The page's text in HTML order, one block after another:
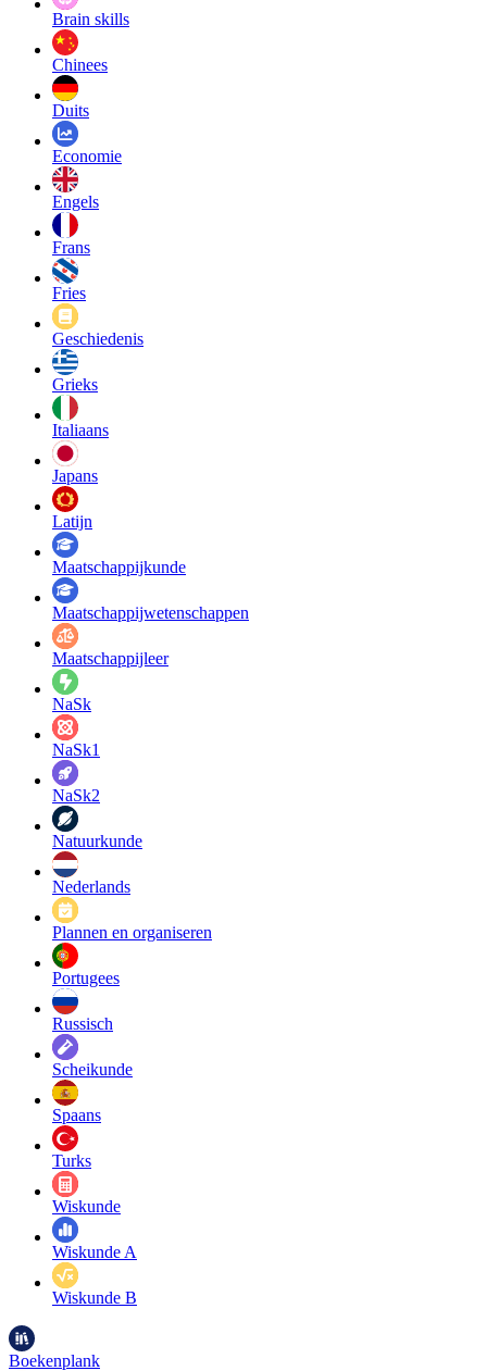
Brain skills
Chinees
Duits
Economie
Engels
Frans
Fries
Geschiedenis
Grieks
Italiaans
Japans
Latijn
Maatschappij­kunde
Maatschappij­wetenschappen
Maatschappijleer
NaSk
NaSk1
NaSk2
Natuurkunde
Nederlands
Plannen en organiseren
Portugees
Russisch
Scheikunde
Spaans
Turks
Wiskunde
Wiskunde A
Wiskunde B
Boekenplank